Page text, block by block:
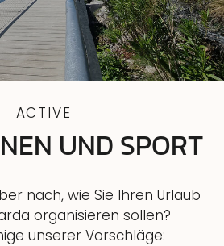
ACTIVE
UND SPORT
nach, wie Sie Ihren Urlaub
organisieren sollen?
unserer Vorschläge: